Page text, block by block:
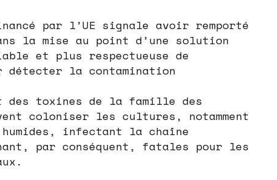
par l’UE signale avoir remporté
la mise au point d’une solution
et plus respectueuse de
détecter la contamination
des toxines de la famille des
coloniser les cultures, notamment
infectant la chaîne
par conséquent, fatales pour les